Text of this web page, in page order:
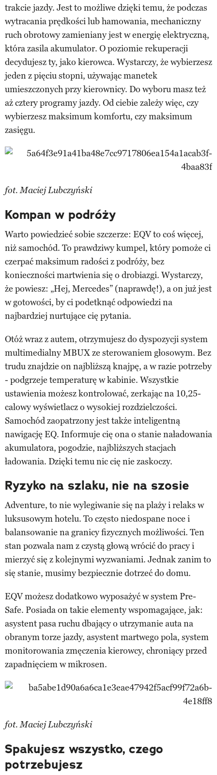
trakcie jazdy. Jest to możliwe dzięki temu, że podczas
wytracania prędkości lub hamowania, mechaniczny
ruch obrotowy zamieniany jest w energię elektryczną,
która zasila akumulator. O poziomie rekuperacji
decydujesz ty, jako kierowca. Wystarczy, że wybierzesz
jeden z pięciu stopni, używając manetek
umieszczonych przy kierownicy. Do wyboru masz też
aż cztery programy jazdy. Od ciebie zależy więc, czy
wybierzesz maksimum komfortu, czy maksimum
zasięgu.
fot. Maciej Lubczyński
Kompan w podróży
Warto powiedzieć sobie szczerze: EQV to coś więcej,
niż samochód. To prawdziwy kumpel, który pomoże ci
czerpać maksimum radości z podróży, bez
konieczności martwienia się o drobiazgi. Wystarczy,
że powiesz: „Hej, Mercedes” (naprawdę!), a on już jest
w gotowości, by ci podetknąć odpowiedzi na
najbardziej nurtujące cię pytania.
Otóż wraz z autem, otrzymujesz do dyspozycji system
multimedialny MBUX ze sterowaniem głosowym. Bez
trudu znajdzie on najbliższą knajpę, a w razie potrzeby
- podgrzeje temperaturę w kabinie. Wszystkie
ustawienia możesz kontrolować, zerkając na 10,25-
calowy wyświetlacz o wysokiej rozdzielczości.
Samochód zaopatrzony jest także inteligentną
nawigację EQ. Informuje cię ona o stanie naładowania
akumulatora, pogodzie, najbliższych stacjach
ładowania. Dzięki temu nic cię nie zaskoczy.
Ryzyko na szlaku, nie na szosie
Adventure, to nie wylegiwanie się na plaży i relaks w
luksusowym hotelu. To często niedospane noce i
balansowanie na granicy fizycznych możliwości. Ten
stan pozwala nam z czystą głową wrócić do pracy i
mierzyć się z kolejnymi wyzwaniami. Jednak zanim to
się stanie, musimy bezpiecznie dotrzeć do domu.
EQV możesz dodatkowo wyposażyć w system Pre-
Safe. Posiada on takie elementy wspomagające, jak:
asystent pasa ruchu dbający o utrzymanie auta na
obranym torze jazdy, asystent martwego pola, system
monitorowania zmęczenia kierowcy, chroniący przed
zapadnięciem w mikrosen.
fot. Maciej Lubczyński
Spakujesz wszystko, czego
potrzebujesz